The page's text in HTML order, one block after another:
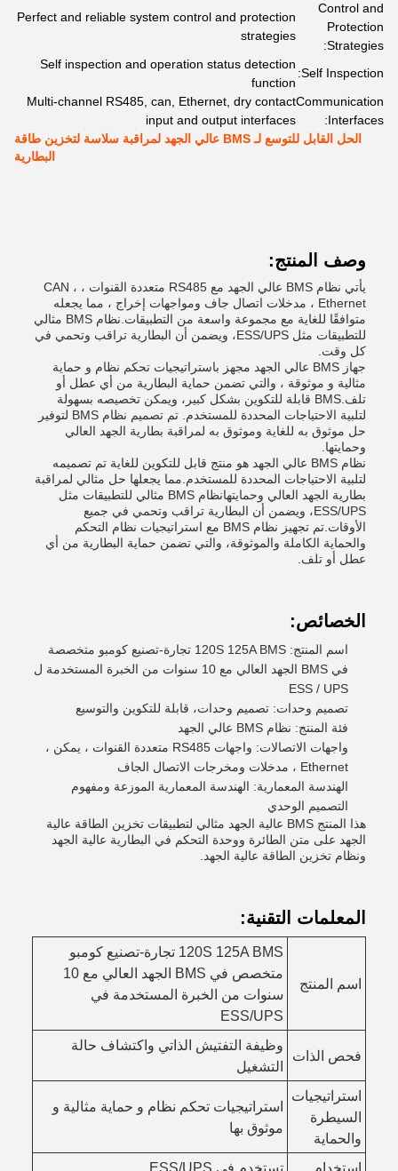
Control and
Protection
Strategies:
Perfect and reliable system control and protection
strategies
Self Inspection:
Self inspection and operation status detection
function
Communication
Interfaces:
Multi-channel RS485, can, Ethernet, dry contact
input and output interfaces
الحل القابل للتوسع لـ BMS عالي الجهد لمراقبة سلاسة لتخزين طاقة
البطارية
وصف المنتج:
يأتي نظام BMS عالي الجهد مع RS485 متعددة القنوات ، CAN ،
Ethernet ، مدخلات اتصال جاف ومواجهات إخراج ، مما يجعله
متوافقًا للغاية مع مجموعة واسعة من التطبيقات.نظام BMS مثالي
للتطبيقات مثل ESS/UPS، ويضمن أن البطارية تراقب وتحمي في
كل وقت.
جهاز BMS عالي الجهد مجهز باستراتيجيات تحكم نظام و حماية
مثالية و موثوقة ، والتي تضمن حماية البطارية من أي عطل أو
تلف.BMS قابلة للتكوين بشكل كبير، ويمكن تخصيصه بسهولة
لتلبية الاحتياجات المحددة للمستخدم. تم تصميم نظام BMS لتوفير
حل موثوق به للغاية وموثوق به لمراقبة بطارية الجهد العالي
وحمايتها.
نظام BMS عالي الجهد هو منتج قابل للتكوين للغاية تم تصميمه
لتلبية الاحتياجات المحددة للمستخدم.مما يجعلها حل مثالي لمراقبة
بطارية الجهد العالي وحمايتهانظام BMS مثالي للتطبيقات مثل
ESS/UPS، ويضمن أن البطارية تراقب وتحمي في جميع
الأوقات.تم تجهيز نظام BMS مع استراتيجيات نظام التحكم
والحماية الكاملة والموثوقة، والتي تضمن حماية البطارية من أي
عطل أو تلف.
الخصائص:
اسم المنتج: 120S 125A BMS تجارة-تصنيع كومبو متخصصة
في BMS الجهد العالي مع 10 سنوات من الخبرة المستخدمة ل
ESS / UPS
تصميم وحدات: تصميم وحدات، قابلة للتكوين والتوسيع
فئة المنتج: نظام BMS عالي الجهد
واجهات الاتصالات: واجهات RS485 متعددة القنوات ، يمكن ،
Ethernet ، مدخلات ومخرجات الاتصال الجاف
الهندسة المعمارية: الهندسة المعمارية الموزعة ومفهوم
التصميم الوحدي
هذا المنتج BMS عالية الجهد مثالي لتطبيقات تخزين الطاقة عالية
الجهد على متن الطائرة ووحدة التحكم في البطارية عالية الجهد
ونظام تخزين الطاقة عالية الجهد.
المعلمات التقنية:
اسم المنتج
120S 125A BMS تجارة-تصنيع كومبو
متخصص في BMS الجهد العالي مع 10
سنوات من الخبرة المستخدمة في
ESS/UPS
فحص الذات
وظيفة التفتيش الذاتي واكتشاف حالة
التشغيل
استراتيجيات
السيطرة
والحماية
استراتيجيات تحكم نظام و حماية مثالية و
موثوق بها
استخدام تستخدم في ESS/UPS